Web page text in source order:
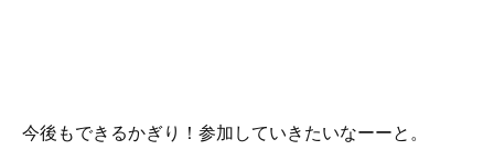
今後もできるかぎり！参加していきたいなーーと。